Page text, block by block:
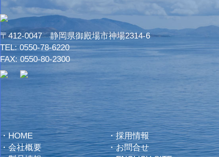
〒412-0047 静岡県御殿場市神場2314-6
TEL:0550-78-6220
FAX: 0550-80-2300
・HOME
・会社概要
・採用情報
・お問合せ